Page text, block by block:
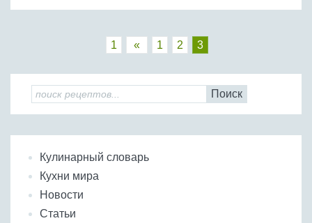
1 « 1 2 3
Поиск
Кулинарный словарь
Кухни мира
Новости
Статьи